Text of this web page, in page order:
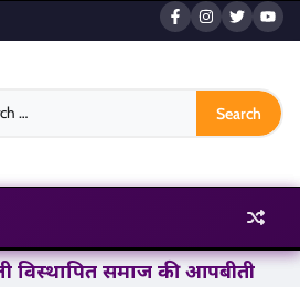
विस्थापित समाज की आपबीती